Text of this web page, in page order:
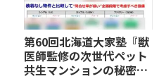
第60回北海道大家塾『獣
医師監修の次世代ペット
共生マンションの秘密』